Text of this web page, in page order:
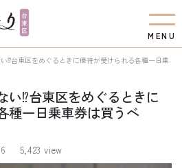
M EN U
⁉台東区をめぐるときに優待が受けられる各種一日乗
い⁉台東区をめぐるときに
種一日乗車券は買うべ
5,423 view